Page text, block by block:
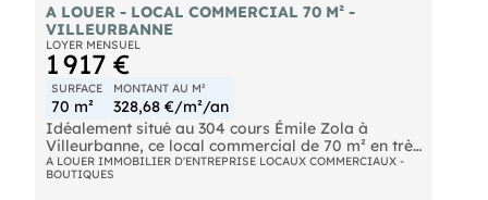
A LOUER - LOCAL COMMERCIAL 70 M² -
VILLEURBANNE
LOYER MENSUEL
1 917 €
SURFACE
70 m²
MONTANT AU M²
328,68 €/m²/an
Idéalement situé au 304 cours Émile Zola à
Villeurbanne, ce local commercial de 70 m² en très
bon état bénéficie d'une excellente visibilité sur un
axe à fort passage de voitures et de piétons. Le
A LOUER IMMOBILIER D'ENTREPRISE LOCAUX COMMERCIAUX -
BOUTIQUES